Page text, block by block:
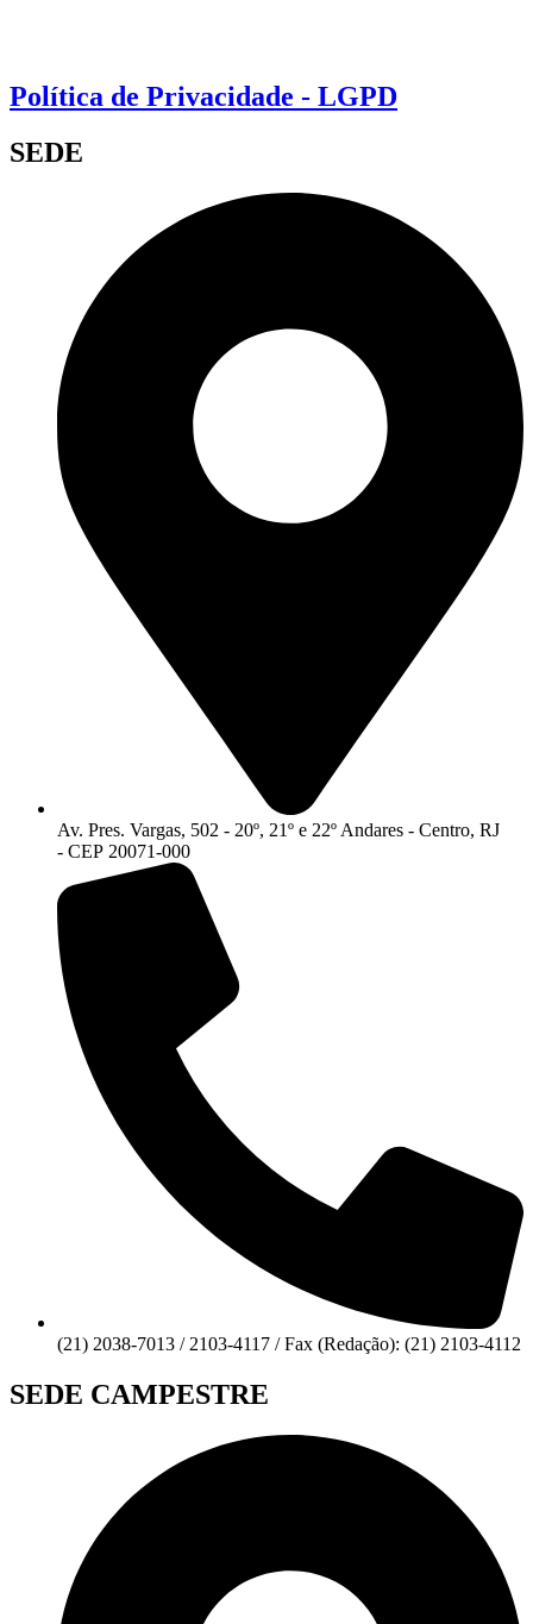
Política de Privacidade - LGPD
SEDE
Av. Pres. Vargas, 502 - 20º, 21º e 22º Andares - Centro, RJ
- CEP 20071-000
(21) 2038-7013 / 2103-4117 / Fax (Redação): (21) 2103-4112
SEDE CAMPESTRE